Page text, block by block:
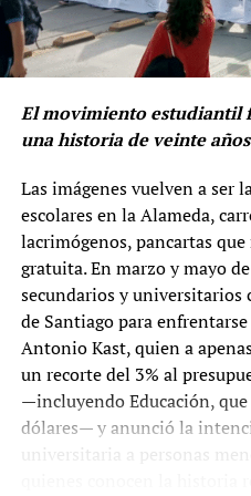
Público por incurrir en faltas
relacionadas con el
que ordenaba la reposición
titular del Ministerio
desempeña como decana del
segunda vuelta.
El movimiento estudiantil
una historia de veinte años
Las imágenes vuelven a ser
escolares en la Alameda,
lacrimógenos, pancartas
gratuita. En marzo y mayo
secundarios y universitarios
de Santiago para
Antonio Kast, quien a
un recorte del 3% al
—incluyendo Educación,
dólares— y anunció la
universitaria a personas